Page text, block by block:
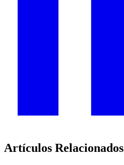
Artículos Relacionados